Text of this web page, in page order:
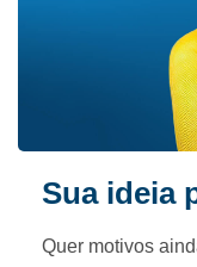
Sua ideia
Quer motivos